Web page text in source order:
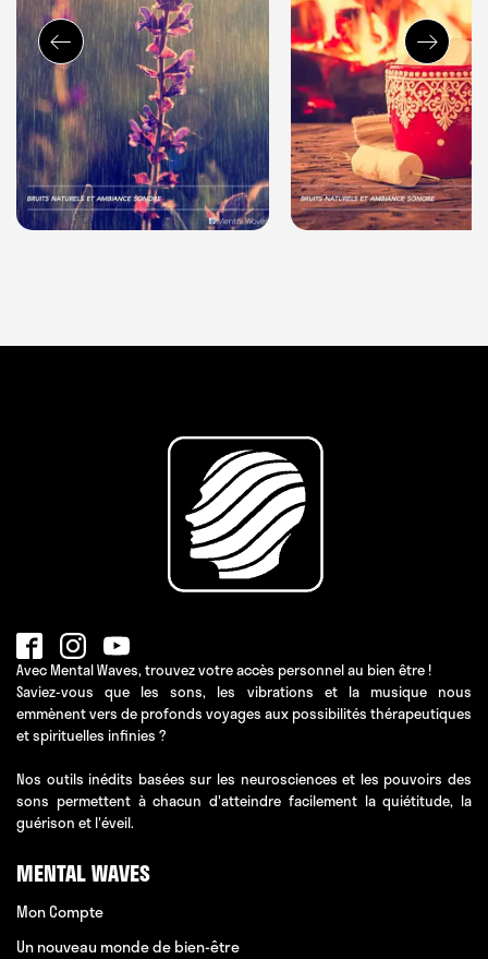
Avec Mental Waves, trouvez votre accès personnel au bien être !
Saviez-vous que les sons, les vibrations et la musique nous
emmènent vers de profonds voyages aux possibilités thérapeutiques
et spirituelles infinies ?
Nos outils inédits basées sur les neurosciences et les pouvoirs des
sons permettent à chacun d'atteindre facilement la quiétitude, la
guérison et l'éveil.
MENTAL WAVES
Mon Compte
Un nouveau monde de bien-être